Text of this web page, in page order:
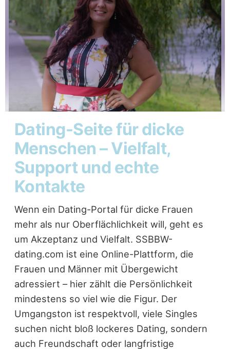
Dating-Seite für dicke
Menschen – Vielfalt,
Support und echte
Kontakte
Wenn ein Dating-Portal für dicke Frauen
mehr als nur Oberflächlichkeit will, geht es
um Akzeptanz und Vielfalt. SSBBW-
dating.com ist eine Online-Plattform, die
Frauen und Männer mit Übergewicht
adressiert – hier zählt die Persönlichkeit
mindestens so viel wie die Figur. Der
Umgangston ist respektvoll, viele Singles
suchen nicht bloß lockeres Dating, sondern
auch Freundschaft oder langfristige